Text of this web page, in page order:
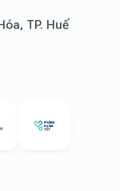
TP. Huế